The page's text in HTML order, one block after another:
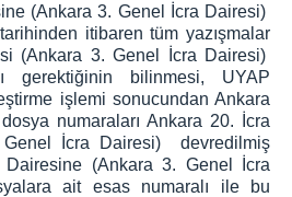
DOSYA LİSTELERİ
İLETİŞİM
(Ankara 3. Genel İcra Dairesi)
itibaren tüm yazışmalar
(Ankara 3. Genel İcra Dairesi)
gerektiğinin bilinmesi, UYAP
işlemi sonucundan Ankara
numaraları Ankara 20. İcra
İcra Dairesi) devredilmiş
(Ankara 3. Genel İcra
ait esas numaralı ile bu